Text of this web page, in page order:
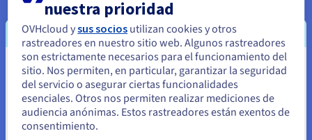
¿Qué tipo de web hosting
necesito?
¿Qué aspectos debemos valorar a la hora de elegir
el mejor
Parece que está ubicado en Estados
Unidos
Si quiere hacer un pedido desde Estados Unidos, deberá buscar
el sitio web adecuado y crear una cuenta.
nuestra prioridad
OVHcloud ysus socios utilizan cookies y otros
rastreadores en nuestro sitio web. Algunos rastreadores
son estrictamente necesarios para el funcionamiento del
sitio. Nos permiten, en particular, garantizar la seguridad
del servicio o asegurar ciertas funcionalidades
esenciales. Otros nos permiten realizar mediciones de
audiencia anónimas. Estos rastreadores están exentos de
consentimiento.